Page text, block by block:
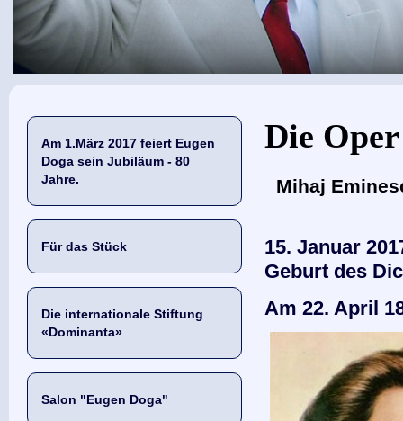
Am 1.März 2017 feiert Eugen
Doga sein Jubiläum - 80
Jahre.
Für das Stück
Die internationale Stiftung
«Dominanta»
Salon "Eugen Doga"
Sie sind hier
Die
Mihaj
15. Januar
Geburt des
Am 22. April